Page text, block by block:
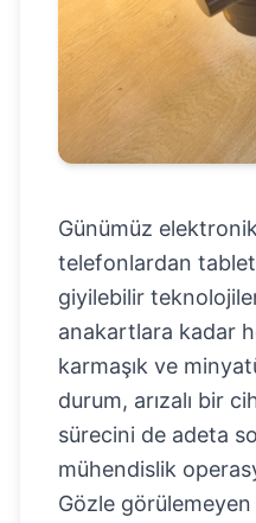
Günümüz elektronik
telefonlardan
giyilebilir
anakartlara kadar
karmaşık ve
durum, arızalı bir
sürecini de adeta
mühendislik
Gözle